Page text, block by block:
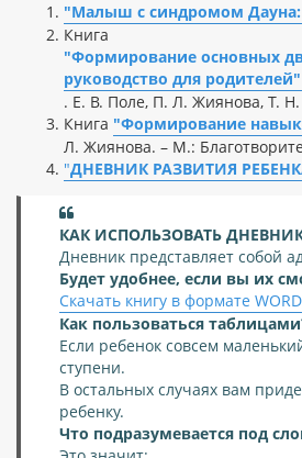
"Малыш с синдромом Дауна:
Книга
"Формирование основных
руководство для родителей"
. Е. В. Поле, П. Л. Жиянова, Т.
Книга "Формирование
Л. Жиянова. – М.:
"ДНЕВНИК РАЗВИТИЯ
КАК ИСПОЛЬЗОВАТЬ
Дневник представляет собой
Будет удобнее, если вы их
Скачать книгу в формате WORD
Как пользоваться
Если ребенок совсем
ступени.
В остальных случаях вам
ребенку.
Что подразумевается под